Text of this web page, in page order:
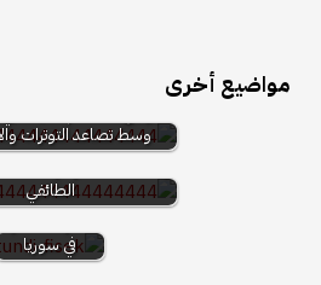
مواضيع أخرىخطاب كراهية للشيخ علاء
وسط تصاعد التوترات
مقتل سليمان صالح عبشي
الطائفي
تحذير من تبعات
حملة تحريض
ممنهجة وخطيرة
في سوريا
مقتل المواطن محمد